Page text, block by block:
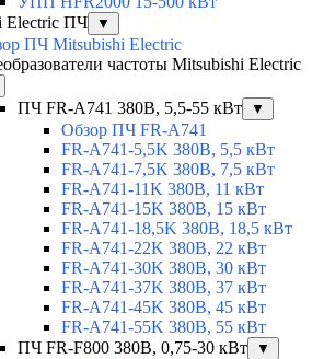
Electric ПЧ
▼
ПЧ Mitsubishi Electric
частоты Mitsubishi Electric
ПЧ FR-A741 380В, 5,5-55 кВт ▼
Обзор ПЧ FR-A741
FR-A741-5,5K 380В, 5,5 кВт
FR-A741-7,5K 380В, 7,5 кВт
FR-A741-11K 380В, 11 кВт
FR-A741-15K 380В, 15 кВт
FR-A741-18,5K 380В, 18,5 кВт
FR-A741-22K 380В, 22 кВт
FR-A741-30K 380В, 30 кВт
FR-A741-37K 380В, 37 кВт
FR-A741-45K 380В, 45 кВт
FR-A741-55K 380В, 55 кВт
ПЧ FR-F800 380В, 0,75-30 кВт
▼